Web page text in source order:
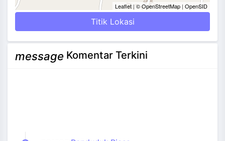
Leaflet| © OpenStreetMap| OpenSID
Titik Lokasi
message Komentar Terkini